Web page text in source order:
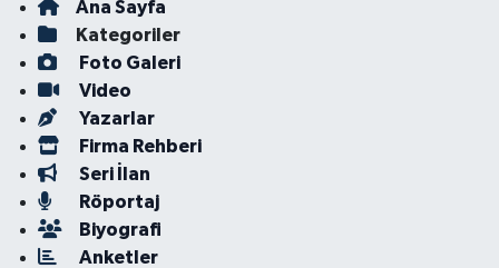
Ana Sayfa
Kategoriler
Foto Galeri
Video
Yazarlar
Firma Rehberi
Seri İlan
Röportaj
Biyografi
Anketler